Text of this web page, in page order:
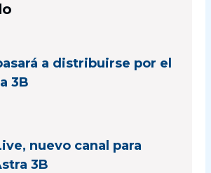
a distribuirse por el
3B
nuevo canal para
3B